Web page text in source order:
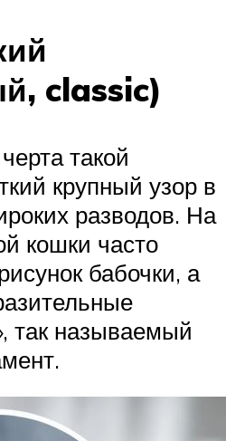
classic)
такой
крупный узор в
разводов. На
кошки часто
бабочки, а
так называемый